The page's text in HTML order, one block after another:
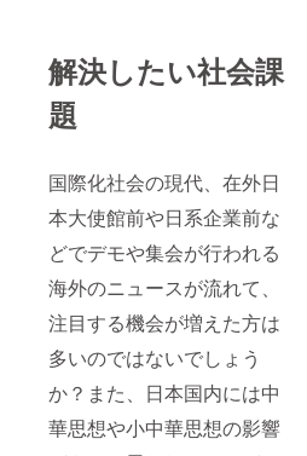
解決したい社会課
題
国際化社会の現代、在外日
本大使館前や日系企業前な
どでデモや集会が行われる
海外のニュースが流れて、
注目する機会が増えた方は
多いのではないでしょう
か？また、日本国内には中
華思想や小中華思想の影響